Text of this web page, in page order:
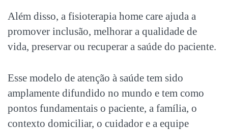
Além disso, a fisioterapia home care ajuda a
promover inclusão, melhorar a qualidade de
vida, preservar ou recuperar a saúde do paciente.
Esse modelo de atenção à saúde tem sido
amplamente difundido no mundo e tem como
pontos fundamentais o paciente, a família, o
contexto domiciliar, o cuidador e a equipe